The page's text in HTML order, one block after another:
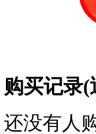
购买记录(
还没有人